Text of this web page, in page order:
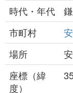
時代・年代
市町村
場所
座標（緯
度）